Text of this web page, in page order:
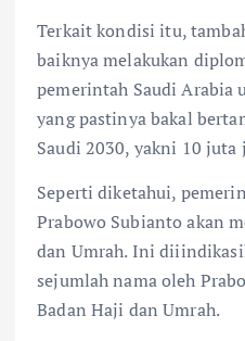
Terkait kondisi itu,
baiknya melakukan
pemerintah Saudi Arabia
yang pastinya bakal
Saudi 2030, yakni 10 juta
Seperti diketahui,
Prabowo Subianto akan
dan Umrah. Ini
sejumlah nama oleh
Badan Haji dan Umrah.